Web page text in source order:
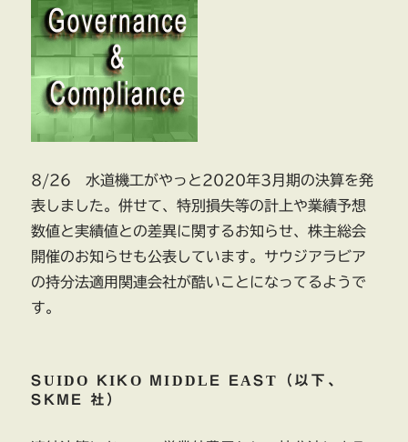
て
き
た
空
発
8/26 水道機工がやっと2020年3月期の決算を発
表しました。併せて、特別損失等の計上や業績予想
数値と実績値との差異に関するお知らせ、株主総会
開催のお知らせも公表しています。サウジアラビア
の持分法適用関連会社が酷いことになってるようで
す。
SUIDO KIKO MIDDLE EAST（以下、
SKME 社）